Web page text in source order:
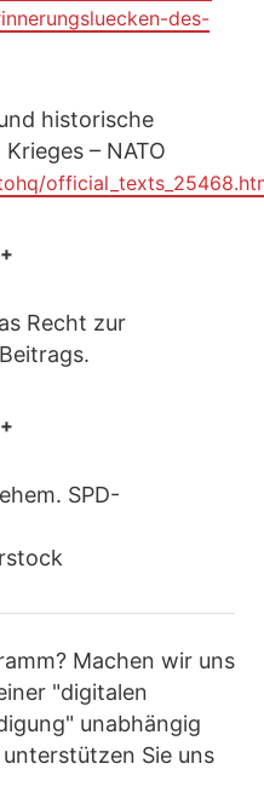
des-
historische
– NATO
Recht zur
SPD-
Machen wir uns
"digitalen
unabhängig
Sie uns